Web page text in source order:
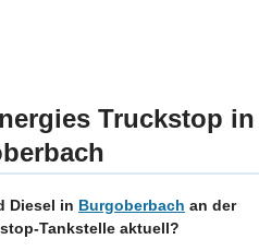
Truckstop in
Diesel in Burgoberbach an der
Tankstelle aktuell?